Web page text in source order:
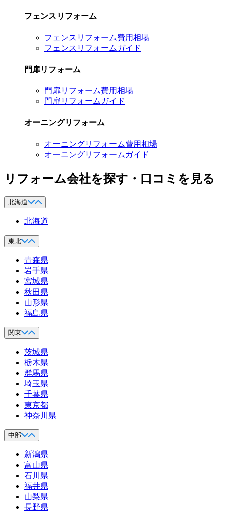
フェンスリフォーム
フェンスリフォーム費用相場
フェンスリフォームガイド
門扉リフォーム
門扉リフォーム費用相場
門扉リフォームガイド
オーニングリフォーム
オーニングリフォーム費用相場
オーニングリフォームガイド
リフォーム会社を探す・口コミを見る
北海道
北海道
東北
青森県
岩手県
宮城県
秋田県
山形県
福島県
関東
茨城県
栃木県
群馬県
埼玉県
千葉県
東京都
神奈川県
中部
新潟県
富山県
石川県
福井県
山梨県
長野県